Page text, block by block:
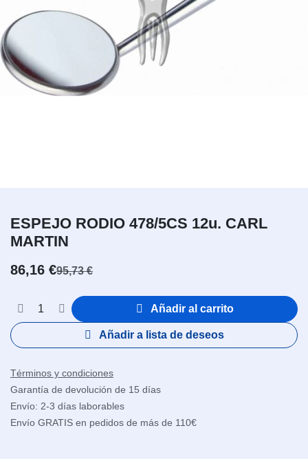
ESPEJO RODIO 478/5CS 12u. CARL
MARTIN
86,16 €95,73€
Añadir al carrito
Añadir a lista de deseos
Términos y condiciones
Garantía de devolución de 15 días
Envío: 2-3 días laborables
Envío GRATIS en pedidos de más de 110€